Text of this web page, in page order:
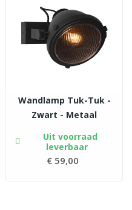
Wandlamp Tuk-Tuk -
Zwart - Metaal
Uit voorraad
leverbaar
€ 59,00